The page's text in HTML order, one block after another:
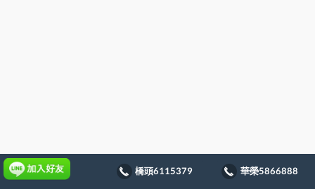
橋頭6115379 華榮5866888